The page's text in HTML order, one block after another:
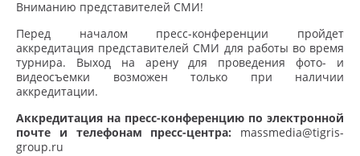
Вниманию представителей СМИ!
Перед началом пресс-конференции пройдет
аккредитация представителей СМИ для работы во время
турнира. Выход на арену для проведения фото- и
видеосъемки возможен только при наличии
аккредитации.
Аккредитация на пресс-конференцию по электронной
почте и телефонам пресс-центра: massmedia@tigris-
group.ru